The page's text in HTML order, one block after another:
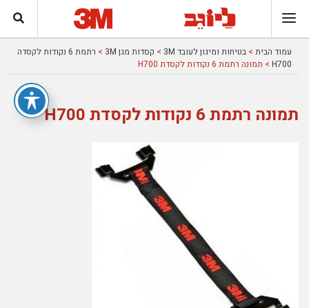
עמוד הבית > בטיחות ומיגון לעובד 3M > קסדות מגן 3M >
רתמת 6 נקודות לקסדה
H700 > תמונה רתמת 6 נקודות לקסדת H700
תמונה רתמת 6 נקודות לקסדת H700